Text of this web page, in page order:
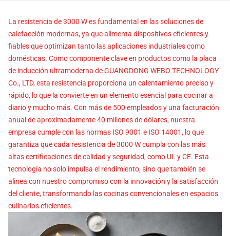
La resistencia de 3000 W es fundamental en las soluciones de
calefacción modernas, ya que alimenta dispositivos eficientes y
fiables que optimizan tanto las aplicaciones industriales como
domésticas. Como componente clave en productos como la placa
de inducción ultramoderna de GUANGDONG WEBO TECHNOLOGY
Co., LTD, esta resistencia proporciona un calentamiento preciso y
rápido, lo que la convierte en un elemento esencial para cocinar a
diario y mucho más. Con más de 500 empleados y una facturación
anual de aproximadamente 40 millones de dólares, nuestra
empresa cumple con las normas ISO 9001 e ISO 14001, lo que
garantiza que cada resistencia de 3000 W cumpla con las más
altas certificaciones de calidad y seguridad, como UL y CE. Esta
tecnología no solo impulsa el rendimiento, sino que también se
alinea con nuestro compromiso con la innovación y la satisfacción
del cliente, transformando las cocinas convencionales en espacios
culinarios eficientes.